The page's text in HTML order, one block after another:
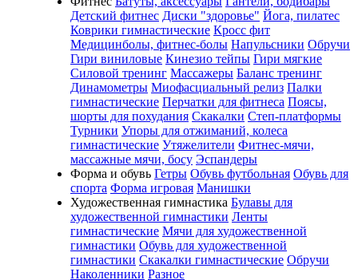
Детский фитнес Диски "здоровье" Йога, пилатес
Коврики гимнастические Кросс фит
Медицинболы, фитнес-болы Напульсники Обручи
Гири виниловые Кинезио тейпы Гири мягкие
Силовой тренинг Массажеры Баланс тренинг
Динамометры Миофасциальный релиз Палки
гимнастические Перчатки для фитнеса Поясы,
шорты для похудания Скакалки Степ-платформы
Турники Упоры для отжиманий, колеса
гимнастические Утяжелители Фитнес-мячи,
массажные мячи, босу Эспандеры
Форма и обувь Гетры Обувь футбольная Обувь для
спорта Форма игровая Манишки
Художественная гимнастика Булавы для
художественной гимнастики Ленты
гимнастические Мячи для художественной
гимнастики Обувь для художественной
гимнастики Скакалки гимнастические Обручи
Наколенники Разное